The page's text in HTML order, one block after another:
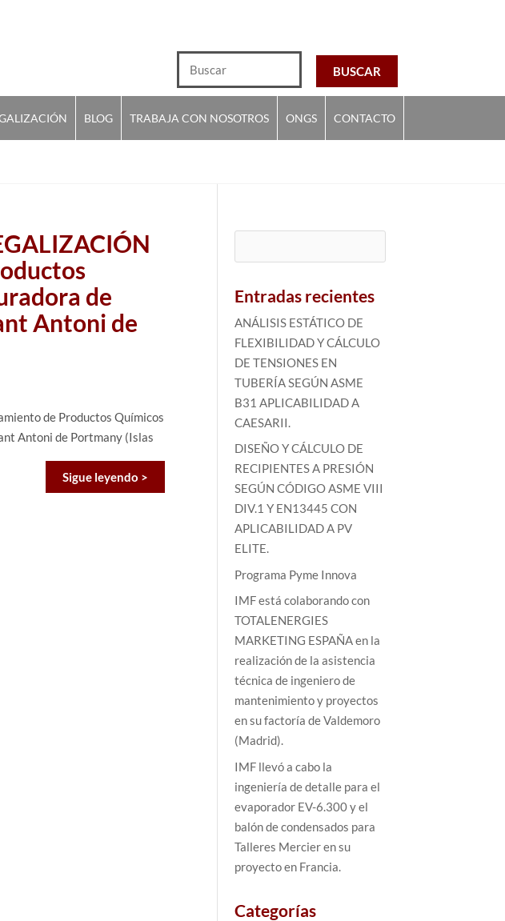
BLOG TRABAJA CON NOSOTROS ONGS CONTACTO
de
Antoni de
de Productos Químicos
Antoni de Portmany (Islas
Sigue leyendo >
Entradas recientes
ANÁLISIS ESTÁTICO DE
FLEXIBILIDAD Y CÁLCULO
DE TENSIONES EN
TUBERÍA SEGÚN ASME
B31 APLICABILIDAD A
CAESARII.
DISEÑO Y CÁLCULO DE
RECIPIENTES A PRESIÓN
SEGÚN CÓDIGO ASME VIII
DIV.1 Y EN13445 CON
APLICABILIDAD A PV
ELITE.
Programa Pyme Innova
IMF está colaborando con
TOTALENERGIES
MARKETING ESPAÑA en la
realización de la asistencia
técnica de ingeniero de
mantenimiento y proyectos
en su factoría de Valdemoro
(Madrid).
IMF llevó a cabo la
ingeniería de detalle para el
evaporador EV-6.300 y el
balón de condensados para
Talleres Mercier en su
proyecto en Francia.
Categorías